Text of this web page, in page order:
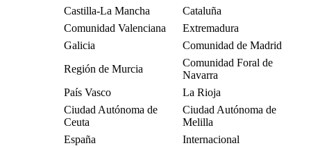
Castilla-La Mancha
Cataluña
Comunidad Valenciana
Extremadura
Galicia
Comunidad de Madrid
Región de Murcia
Comunidad Foral de
Navarra
País Vasco
La Rioja
Ciudad Autónoma de
Ceuta
Ciudad Autónoma de
Melilla
España
Internacional